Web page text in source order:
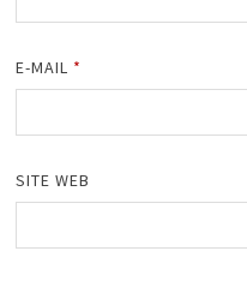
E-MAIL *
SITE WEB